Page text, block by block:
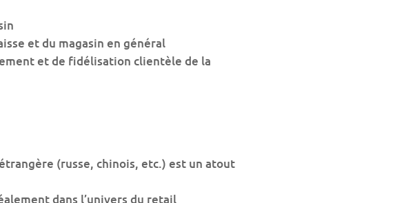
et du magasin en général
et de fidélisation clientèle de la
(russe, chinois, etc.) est un atout
dans l’univers du retail